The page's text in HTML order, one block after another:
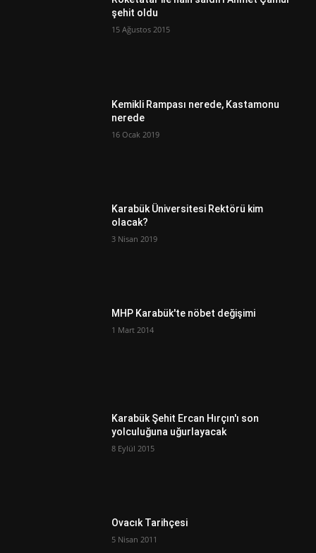
şehit oldu
15 Ağustos 2015
Kemikli Rampası nerede, Kastamonu
nerede
16 Ocak 2019
Karabük Üniversitesi Rektörü kim
olacak?
3 Nisan 2019
MHP Karabük'te nöbet değişimi
1 Mart 2014
Karabük Şehit Ercan Hırçın'ı son
yolculuğuna uğurlayacak
8 Eylül 2015
Ovacık Tarihçesi
5 Nisan 2011